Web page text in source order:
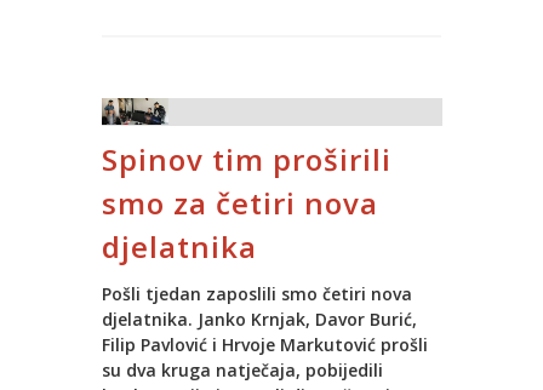
je u suradnji s tvrtkama ATIKA projekti,
Produkt-gadnja i JANZ DESIGN
očuvana zaštićena arhitektonska
vrijednost prostora dok je u isto vrijeme
iskorišten estetski, funkcionalni i
arhitektonski maksimum te je prostor u
potpunosti moderniziran i opremljen
novim tehnologijama.
Novoadaptirano potkrovlje uključuje
Spinov tim proširili
smo za četiri nova
djelatnika
Pošli tjedan zaposlili smo četiri nova
djelatnika. Janko Krnjak, Davor Burić,
Filip Pavlović i Hrvoje Markutović prošli
su dva kruga natječaja, pobijedili